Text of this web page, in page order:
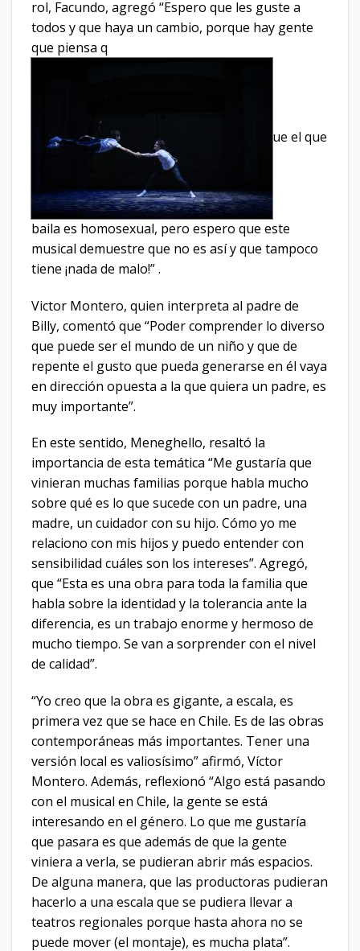
rol, Facundo, agregó “Espero que les guste a
todos y que haya un cambio, porque hay gente
que piensa q
ue el que
baila es homosexual, pero espero que este
musical demuestre que no es así y que tampoco
tiene ¡nada de malo!” .
Victor Montero, quien interpreta al padre de
Billy, comentó que “Poder comprender lo diverso
que puede ser el mundo de un niño y que de
repente el gusto que pueda generarse en él vaya
en dirección opuesta a la que quiera un padre, es
muy importante”.
En este sentido, Meneghello, resaltó la
importancia de esta temática “Me gustaría que
vinieran muchas familias porque habla mucho
sobre qué es lo que sucede con un padre, una
madre, un cuidador con su hijo. Cómo yo me
relaciono con mis hijos y puedo entender con
sensibilidad cuáles son los intereses”. Agregó,
que “Esta es una obra para toda la familia que
habla sobre la identidad y la tolerancia ante la
diferencia, es un trabajo enorme y hermoso de
mucho tiempo. Se van a sorprender con el nivel
de calidad”.
“Yo creo que la obra es gigante, a escala, es
primera vez que se hace en Chile. Es de las obras
contemporáneas más importantes. Tener una
versión local es valiosísimo” afirmó, Víctor
Montero. Además, reflexionó “Algo está pasando
con el musical en Chile, la gente se está
interesando en el género. Lo que me gustaría
que pasara es que además de que la gente
viniera a verla, se pudieran abrir más espacios.
De alguna manera, que las productoras pudieran
hacerlo a una escala que se pudiera llevar a
teatros regionales porque hasta ahora no se
puede mover (el montaje), es mucha plata”.